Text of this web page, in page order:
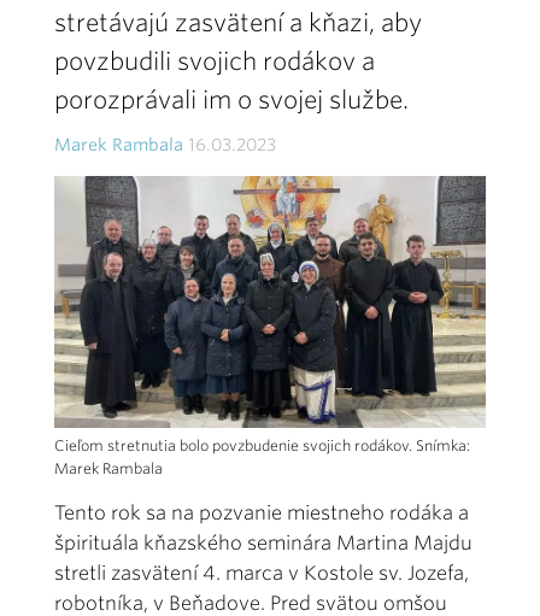
stretávajú zasvätení a kňazi, aby
povzbudili svojich rodákov a
porozprávali im o svojej službe.
Marek Rambala 16.03.2023
Cieľom stretnutia bolo povzbudenie svojich rodákov. Snímka:
Marek Rambala
Tento rok sa na pozvanie miestneho rodáka a
špirituála kňazského seminára Martina Majdu
stretli zasvätení 4. marca v Kostole sv. Jozefa,
robotníka, v Beňadove. Pred svätou omšou